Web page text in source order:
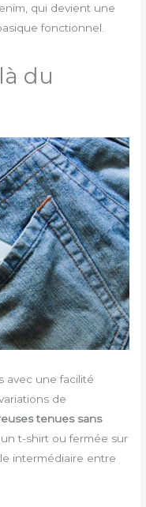
qui devient une
fonctionnel.
du
avec une facilité
de
tenues sans
t-shirt ou fermée sur
intermédiaire entre